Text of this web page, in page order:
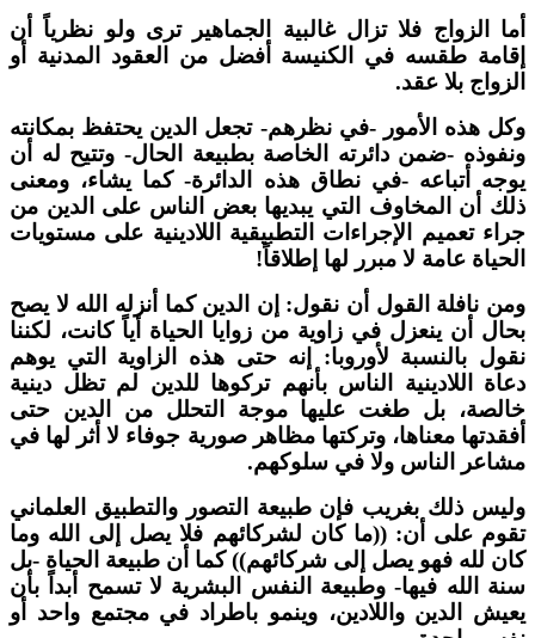
الزواج فلا تزال غالبية الجماهير ترى ولو نظرياً أن
طقسه في الكنيسة أفضل من العقود المدنية أو
بلا عقد.
هذه الأمور -في نظرهم- تجعل الدين يحتفظ بمكانته
-ضمن دائرته الخاصة بطبيعة الحال- وتتيح له أن
أتباعه -في نطاق هذه الدائرة- كما يشاء، ومعنى
أن المخاوف التي يبديها بعض الناس على الدين من
تعميم الإجراءات التطبيقية اللادينية على مستويات
عامة لا مبرر لها إطلاقاً!
نافلة القول أن نقول: إن الدين كما أنزله الله لا يصح
أن ينعزل في زاوية من زوايا الحياة أياً كانت، لكننا
بالنسبة لأوروبا: إنه حتى هذه الزاوية التي يوهم
اللادينية الناس بأنهم تركوها للدين لم تظل دينية
بل طغت عليها موجة التحلل من الدين حتى
معناها، وتركتها مظاهر صورية جوفاء لا أثر لها في
الناس ولا في سلوكهم.
ذلك بغريب فإن طبيعة التصور والتطبيق العلماني
على أن: ((ما كان لشركائهم فلا يصل إلى الله وما
لله فهو يصل إلى شركائهم)) كما أن طبيعة الحياة -بل
الله فيها- وطبيعة النفس البشرية لا تسمح أبداً بأن
الدين واللادين، وينمو باطراد في مجتمع واحد أو